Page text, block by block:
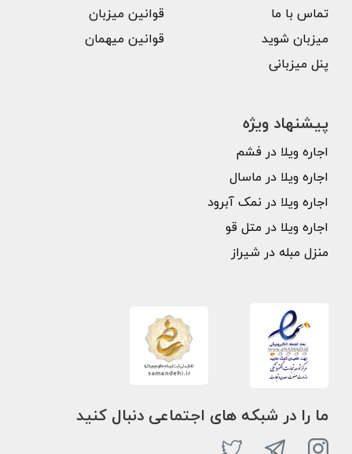
تماس با ما
میزبان شوید
پنل میزبانی
قوانین میزبان
قوانین میهمان
پیشنهاد ویژه
اجاره ویلا در فشم
اجاره ویلا در ماسال
اجاره ویلا در نمک آبرود
اجاره ویلا در متل قو
منزل مبله در شیراز
ما را در شبکه های اجتماعی دنبال کنید